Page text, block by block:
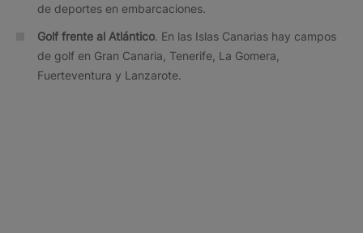
de deportes en embarcaciones.
Golf frente al Atlántico. En las Islas Canarias hay campos
de golf en Gran Canaria, Tenerife, La Gomera,
Fuerteventura y Lanzarote.